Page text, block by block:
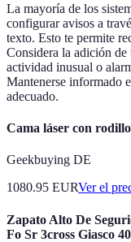
La mayoría de los
configurar avisos a
texto. Esto te permite
Considera la adición
actividad inusual o
Mantenerse informado
adecuado.
Cama láser con
Geekbuying DE
1080.95 EURVer el
Zapato Alto De
Fo Sr 3cross Giasco 40